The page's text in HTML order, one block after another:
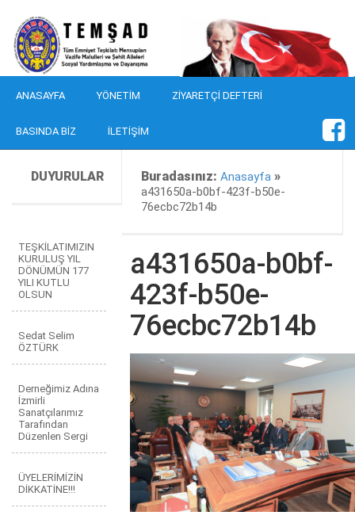
ANASAYFA YÖNETIM ZIYARETÇI DEFTERI
BASINDA BIZ İLETIŞIM
DUYURULAR Buradasınız:Anasayfa »
a431650a-b0bf-423f-b50e-
76ecbc72b14b
TEŞKİLATIMIZIN
KURULUŞ YIL
DÖNÜMÜN 177
YILI KUTLU
OLSUN
Sedat Selim
ÖZTÜRK
Derneğimiz Adına
İzmirli
Sanatçılarımız
Tarafından
Düzenlen Sergi
ÜYELERİMİZİN
DİKKATİNE!!!
a431650a-b0bf-
423f-b50e-
76ecbc72b14b